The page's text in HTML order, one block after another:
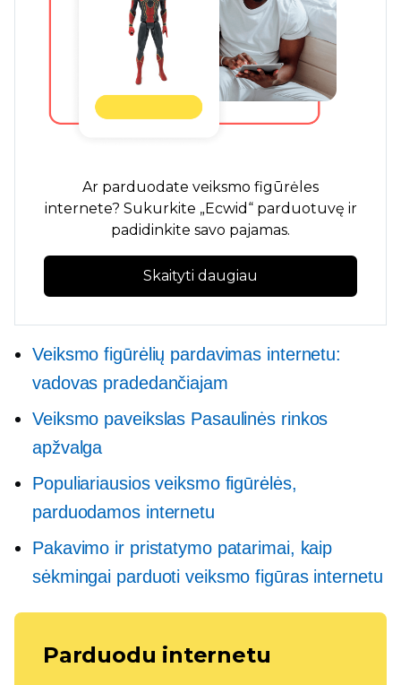
Ar parduodate veiksmo figūrėles
internete? Sukurkite „Ecwid“ parduotuvę ir
padidinkite savo pajamas.
Skaityti daugiau
Veiksmo figūrėlių pardavimas internetu:
vadovas pradedančiajam
Veiksmo paveikslas Pasaulinės rinkos
apžvalga
Populiariausios veiksmo figūrėlės,
parduodamos internetu
Pakavimo ir pristatymo patarimai, kaip
sėkmingai parduoti veiksmo figūras internetu
Parduodu internetu